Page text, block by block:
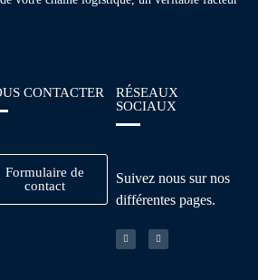
CONTACTER
Formulaire de
contact
RÉSEAUX
SOCIAUX
Suivez nous sur nos
différentes pages.